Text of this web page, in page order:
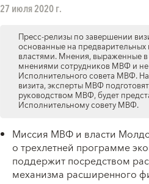
27 июля 2020 г.
Пресс-релизы по завершении
основанные на
властями. Мнения, выраженные
мнениями сотрудников МВФ и не
Исполнительного совета МВФ.
визита, эксперты МВФ
руководством МВФ, будет
Исполнительному совету МВФ.
Миссия МВФ и власти
о трехлетней программе
поддержит посредством
механизма расширенного